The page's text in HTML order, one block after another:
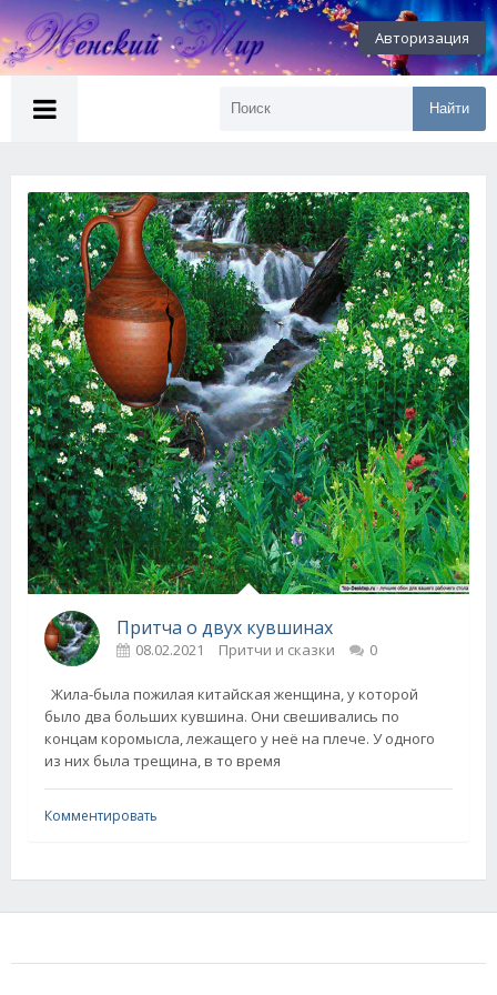
Авторизация
Найти
Притча о двух кувшинах
08.02.2021 Притчи и сказки 0
Жила-была пожилая китайская женщина, у которой
было два больших кувшинa. Они свешивались по
концам коромысла, лежащего у неё на плече. У одного
из них была трещина, в то время
Комментировать